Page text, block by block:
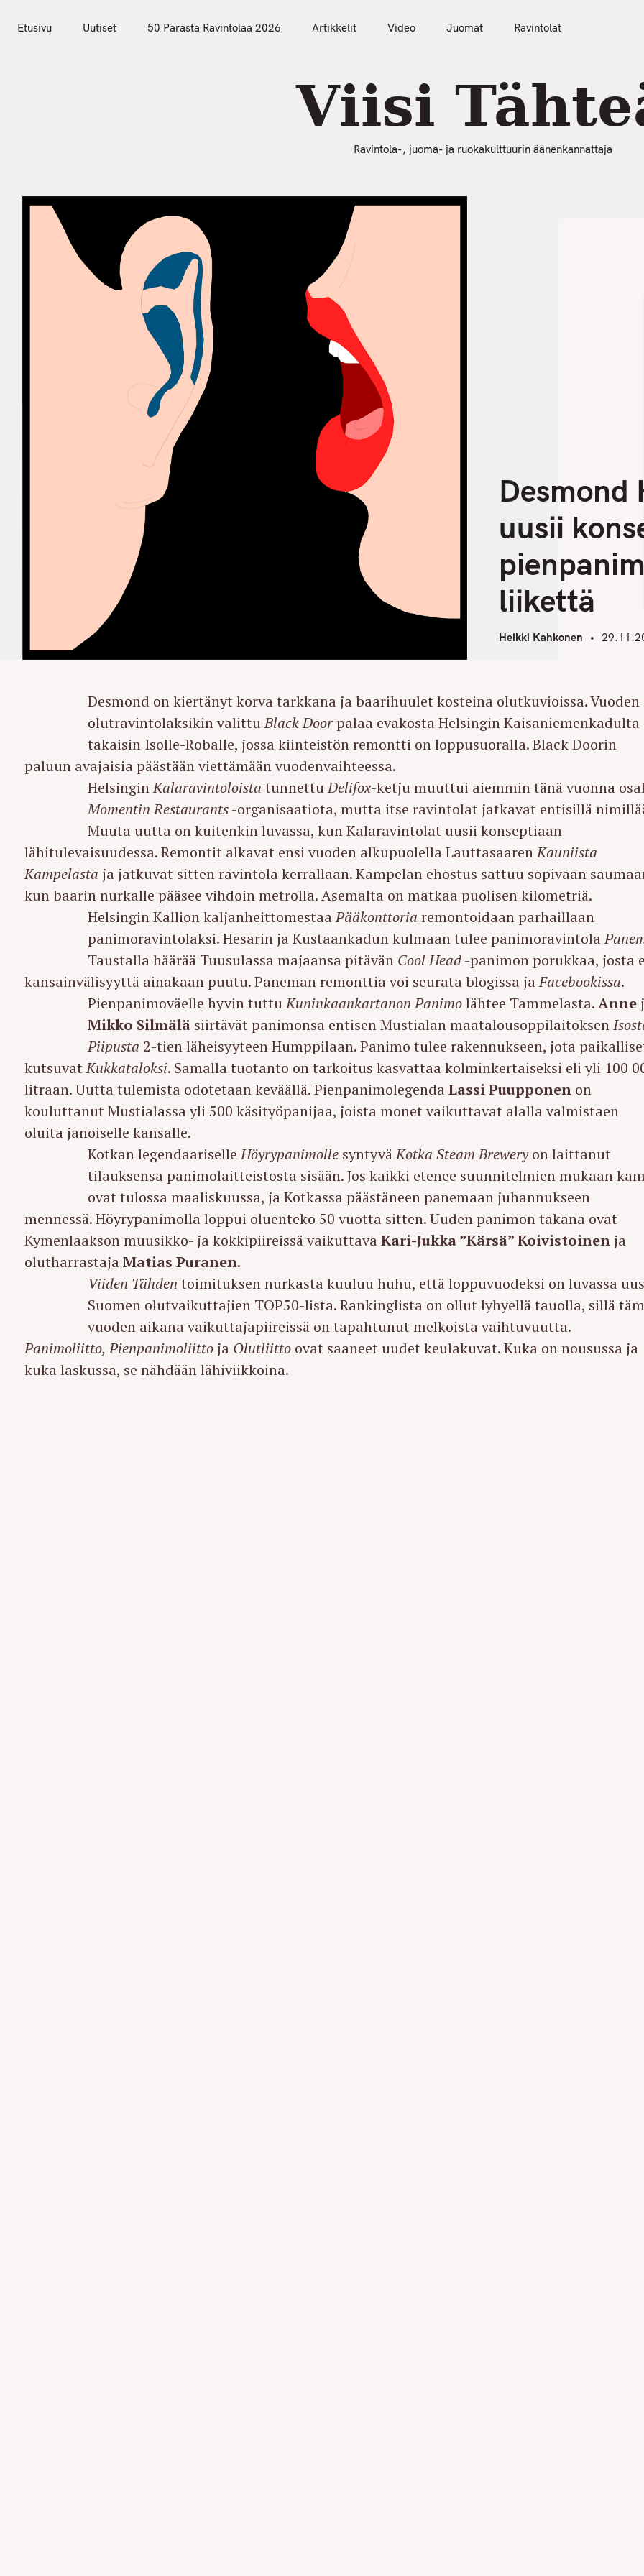
Etusivu Uutiset 50 Parasta Ravintolaa 2026 Artikkelit Video Juomat Ravintolat
Viisi
Ravintola-, juoma- ja ruokakulttuurin äänenkannattaja
uusii
liikettä
Heikki Kahkonen
Desmond on kiertänyt korva tarkkana ja baarihuulet kosteina olutkuvioissa. Vuoden
olutravintolaksikin valittuBlack Doorpalaa evakosta Helsingin Kaisaniemenkadulta
takaisin Isolle-Roballe, jossa kiinteistön remontti on loppusuoralla. Black Doorin
paluun avajaisia päästään viettämään vuodenvaihteessa.
HelsinginKalaravintoloista tunnettuDelifox-ketju muuttui aiemmin tänä vuonna
Momentin Restaurants-organisaatiota, mutta itse ravintolat jatkavat entisillä
Muuta uutta on kuitenkin luvassa, kun Kalaravintolat uusii konseptiaan
lähitulevaisuudessa. Remontit alkavat ensi vuoden alkupuolella LauttasaarenKauniista
Kampelasta ja jatkuvat sitten ravintola kerrallaan. Kampelan ehostus sattuu sopivaan
kun baarin nurkalle pääsee vihdoin metrolla. Asemalta on matkaa puolisen kilometriä.
Helsingin Kallion kaljanheittomestaaPääkonttoria remontoidaan parhaillaan
panimoravintolaksi. Hesarin ja Kustaankadun kulmaan tulee panimoravintola
Taustalla häärää Tuusulassa majaansa pitävän Cool Head-panimon porukkaa, josta
kansainvälisyyttä ainakaan puutu. Paneman remonttia voi seurata blogissa jaFacebookissa.
Pienpanimoväelle hyvin tuttuKuninkaankartanon Panimolähtee Tammelasta.Anne
Mikko Silmäläsiirtävät panimonsa entisen Mustialan maatalousoppilaitoksen
Piipusta 2-tien läheisyyteen Humppilaan. Panimo tulee rakennukseen, jota
kutsuvatKukkataloksi. Samalla tuotanto on tarkoitus kasvattaa kolminkertaiseksi eli yli 100
litraan. Uutta tulemista odotetaan keväällä. PienpanimolegendaLassi Puupponen on
kouluttanut Mustialassa yli 500 käsityöpanijaa, joista monet vaikuttavat alalla valmistaen
oluita janoiselle kansalle.
Kotkan legendaariselleHöyrypanimollesyntyväKotka Steam Breweryon laittanut
tilauksensa panimolaitteistosta sisään. Jos kaikki etenee suunnitelmien mukaan
ovat tulossa maaliskuussa, ja Kotkassa päästäneen panemaan juhannukseen
mennessä. Höyrypanimolla loppui oluenteko 50 vuotta sitten. Uuden panimon takana ovat
Kymenlaakson muusikko- ja kokkipiireissä vaikuttavaKari-Jukka ”Kärsä” Koivistoinen ja
olutharrastajaMatias Puranen.
Viiden Tähden toimituksen nurkasta kuuluu huhu, että loppuvuodeksi on luvassa
Suomen olutvaikuttajien TOP50-lista. Rankinglista on ollut lyhyellä tauolla, sillä
vuoden aikana vaikuttajapiireissä on tapahtunut melkoista vaihtuvuutta.
Panimoliitto,Pienpanimoliitto ja Olutliitto ovat saaneet uudet keulakuvat. Kuka on nousussa ja
kuka laskussa, se nähdään lähiviikkoina.